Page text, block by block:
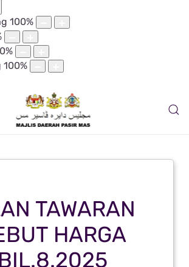
100%
%
100%
TAWARAN
HARGA
BIL.8.2025